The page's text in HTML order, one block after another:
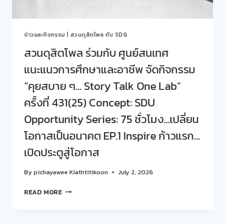
กิจกรรม
ๆ…
STORY
TALK
ONE
LAB“
ครั้ง
432(26)
CONCEPT:
SDU
OPPORTUNITY
SERIES:
75
เปลี่ยน
เป็น
ข่าวและกิจกรรม สวนดุสิตโพล กับ SDG
สวนดุสิตโพล ร่วมกับ ศูนย์สนเทศ
แนะแนวการศึกษาและอาชีพ จัดกิจกรรม
“คุยสบาย ๆ… Story Talk One Lab“
ครั้งที่ 431(25) Concept: SDU
Opportunity Series: 75 ชั่วโมง…เปลี่ยน
โอกาสเป็นอนาคต EP.1 Inspire ก้าวแรก…
เปิดประตูสู่โอกาส
Bypichayawee Kiathtitikoon July 2, 2026
READ MOREสวน